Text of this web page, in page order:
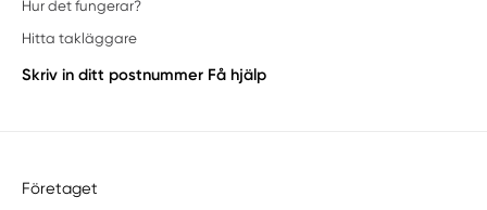
Hur det fungerar?
Hitta takläggare
Skriv in ditt postnummer Få hjälp
Företaget